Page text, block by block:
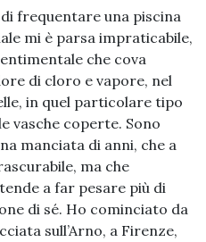
frequentare una piscina
mi è parsa impraticabile,
che cova
di cloro e vapore, nel
in quel particolare tipo
vasche coperte. Sono
manciata di anni, che a
ma che
a far pesare più di
di sé. Ho cominciato da
sull’Arno, a Firenze,